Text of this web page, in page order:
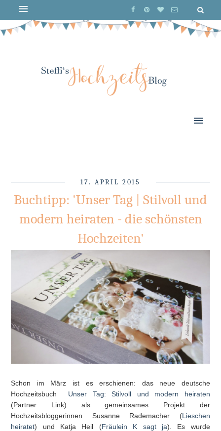
17. APRIL 2015
Buchtipp: 'Unser Tag | Stilvoll und
modern heiraten - die schönsten
Hochzeiten'
Schon im März ist es erschienen: das neue deutsche
Hochzeitsbuch Unser Tag: Stilvoll und modern heiraten
(Partner Link) als gemeinsames Projekt der
Hochzeitsbloggerinnen Susanne Rademacher (Lieschen
heiratet) und Katja Heil (Fräulein K sagt ja). Es wurde